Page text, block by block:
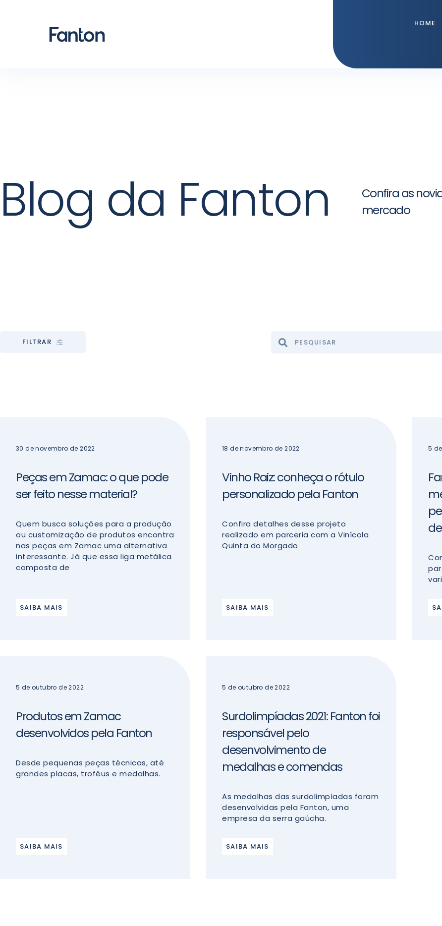
HOME
Blog da Fanton
Confira as
mercado
FILTRAR
Peças em Zamac: o que pode
ser feito nesse material?
30 de novembro de 2022
Quem busca soluções para a produção
ou customização de produtos encontra
nas peças em Zamac uma alternativa
interessante. Já que essa liga metálica
composta de
SAIBA MAIS
Vinho Raiz: conheça o rótulo
personalizado pela Fanton
18 de novembro de 2022
Confira detalhes desse projeto
realizado em parceria com a Vinícola
Quinta do Morgado
SAIBA MAIS
5
Produtos em Zamac
desenvolvidos pela Fanton
5 de outubro de 2022
Desde pequenas peças técnicas, até
grandes placas, troféus e medalhas.
SAIBA MAIS
Surdolimpíadas 2021: Fanton foi
responsável pelo
desenvolvimento de
medalhas e comendas
5 de outubro de 2022
As medalhas das surdolimpíadas foram
desenvolvidas pela Fanton, uma
empresa da serra gaúcha.
SAIBA MAIS